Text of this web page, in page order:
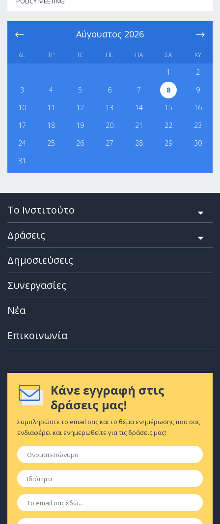
Αύγουστος 2026
ΔΕ ΤΡ ΤΕ ΠΕ ΠΑ ΣΑ ΚΥ
1
2
3
4 5 6 7 8
9
10
11 12 13 14 15
16
17
18 19 20 21 22
23
24
25 26 27 28 29
30
31
Το Ινστιτούτο
Δράσεις
Δημοσιεύσεις
Συνεργασίες
Νέα
Επικοινωνία
Κάνε εγγραφή στις
δράσεις μας!
Συμπληρώστε το email σας και το θέμα ενημέρωσης που σας
ενδιαφέρει και ενημερωθείτε για τις δράσεις μας!
Ονοματεπώνυμο
Ιδιότητα
Email
Κινητό